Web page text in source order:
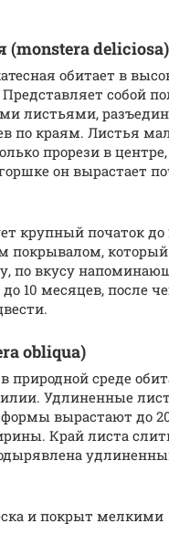
(monstera deliciosa)
обитает в
Представляет собой
листьями,
по краям. Листья
прорези в
он вырастает
крупный початок до
покрывалом, который
по вкусу
10 месяцев, после
obliqua)
природной среде
Удлиненные
вырастают до
Край листа
и покрыт мелкими